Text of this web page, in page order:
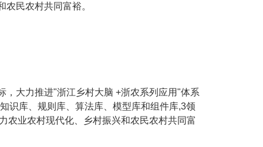
民农村共同富裕。
大力推进"浙江乡村大脑 +浙农系列应用"体系
识库、规则库、算法库、模型库和组件库,3领
农业农村现代化、乡村振兴和农民农村共同富